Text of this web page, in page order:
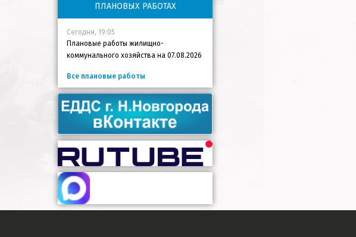
ПЛАНОВЫХ РАБОТАХ
Сегодня, 19:05
Плановые работы жилищно-
коммунального хозяйства на 07.08.2026
Все плановые работы